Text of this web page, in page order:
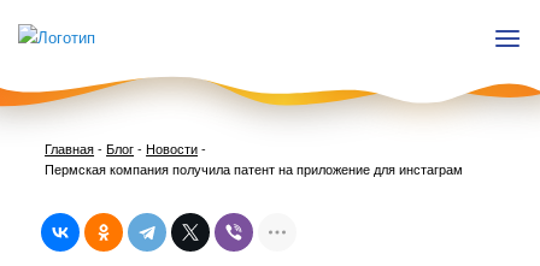
Главная-Блог- Новости-
Пермская компания получила патент на приложение для инстаграм